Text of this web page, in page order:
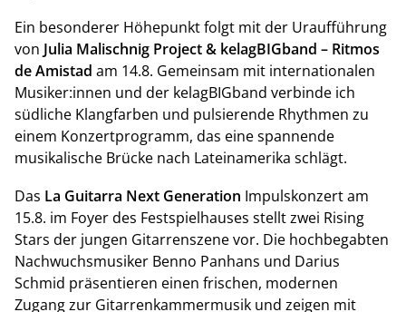
Ein besonderer Höhepunkt folgt mit der Uraufführung
von Julia Malischnig Project & kelagBIGband – Ritmos
de Amistad am 14.8. Gemeinsam mit internationalen
Musiker:innen und der kelagBIGband verbinde ich
südliche Klangfarben und pulsierende Rhythmen zu
einem Konzertprogramm, das eine spannende
musikalische Brücke nach Lateinamerika schlägt.
Das La Guitarra Next Generation Impulskonzert am
15.8. im Foyer des Festspielhauses stellt zwei Rising
Stars der jungen Gitarrenszene vor. Die hochbegabten
Nachwuchsmusiker Benno Panhans und Darius
Schmid präsentieren einen frischen, modernen
Zugang zur Gitarrenkammermusik und zeigen mit